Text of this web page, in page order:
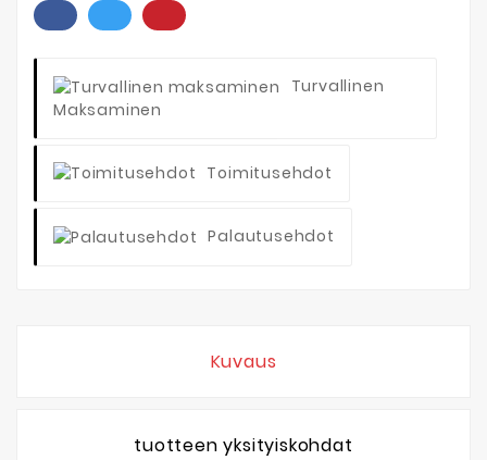
Turvallinen
Maksaminen
Toimitusehdot
Palautusehdot
Kuvaus
tuotteen yksityiskohdat